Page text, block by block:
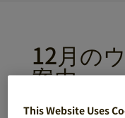
12月の
案内
11月 29, 2025
This Website Uses